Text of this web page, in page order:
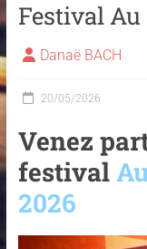
Festival Au
Danaë BACH
20/05/2026
Venez
festival
2026